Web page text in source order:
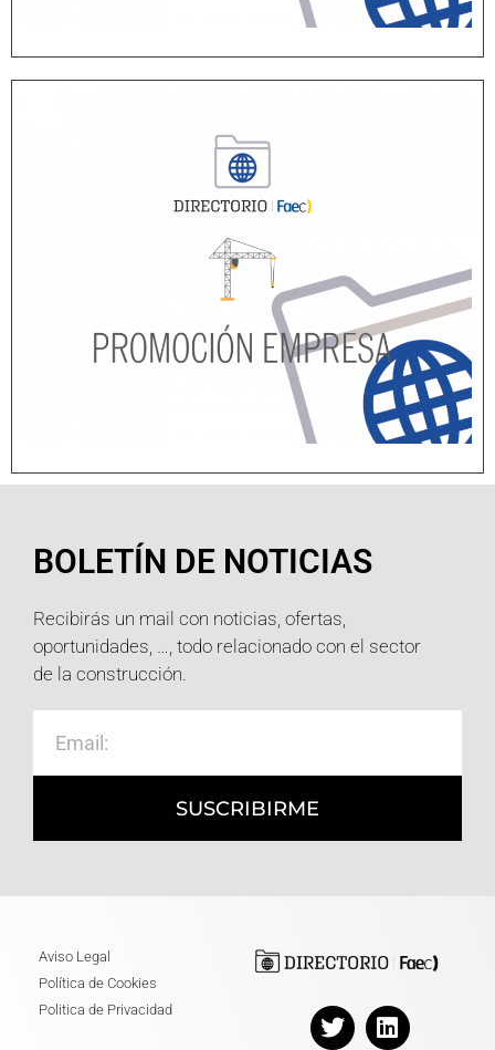
BOLETÍN DE NOTICIAS
Recibirás un mail con noticias, ofertas,
oportunidades, …, todo relacionado con el sector
de la construcción.
SUSCRIBIRME
Aviso Legal
Política de Cookies
Politica de Privacidad